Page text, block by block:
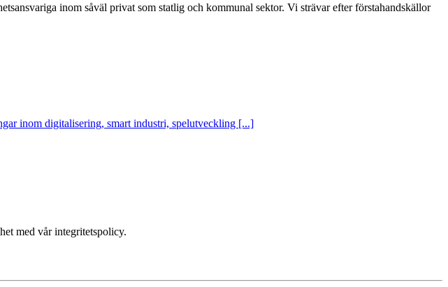
inom såväl privat som statlig och kommunal sektor. Vi strävar efter förstahandskällor
inom digitalisering, smart industri, spelutveckling [...]
med vår integritetspolicy.